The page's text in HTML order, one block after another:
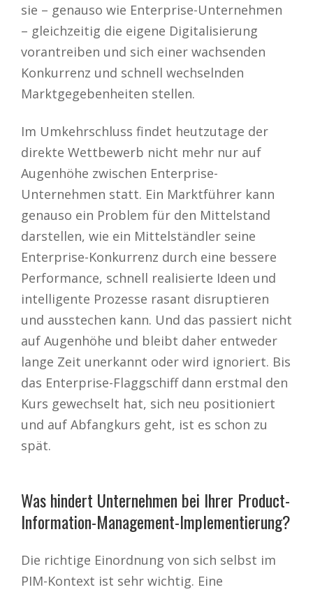
sie – genauso wie Enterprise-Unternehmen
– gleichzeitig die eigene Digitalisierung
vorantreiben und sich einer wachsenden
Konkurrenz und schnell wechselnden
Marktgegebenheiten stellen.
Im Umkehrschluss findet heutzutage der
direkte Wettbewerb nicht mehr nur auf
Augenhöhe zwischen Enterprise-
Unternehmen statt. Ein Marktführer kann
genauso ein Problem für den Mittelstand
darstellen, wie ein Mittelständler seine
Enterprise-Konkurrenz durch eine bessere
Performance, schnell realisierte Ideen und
intelligente Prozesse rasant disruptieren
und ausstechen kann. Und das passiert nicht
auf Augenhöhe und bleibt daher entweder
lange Zeit unerkannt oder wird ignoriert. Bis
das Enterprise-Flaggschiff dann erstmal den
Kurs gewechselt hat, sich neu positioniert
und auf Abfangkurs geht, ist es schon zu
spät.
Was hindert Unternehmen bei Ihrer Product-
Information-Management-Implementierung?
Die richtige Einordnung von sich selbst im
PIM-Kontext ist sehr wichtig. Eine